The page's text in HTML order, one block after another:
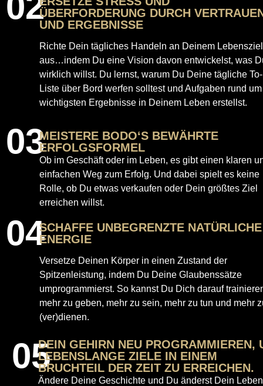
ÜBERFORDERUNG DURCH
UND ERGEBNISSE
Richte Dein tägliches Handeln an Deinem Lebensziel
aus…indem Du eine Vision davon entwickelst, was
wirklich willst. Du lernst, warum Du Deine tägliche
Liste über Bord werfen solltest und Aufgaben rund
wichtigsten Ergebnisse in Deinem Leben erstellst.
03MEISTERE BODO‘S BEWÄHRTE
ERFOLGSFORMEL
Ob im Geschäft oder im Leben, es gibt einen klaren
einfachen Weg zum Erfolg. Und dabei spielt es keine
Rolle, ob Du etwas verkaufen oder Dein größtes Ziel
erreichen willst.
04SCHAFFE UNBEGRENZTE NATÜRLICHE
ENERGIE
Versetze Deinen Körper in einen Zustand der
Spitzenleistung, indem Du Deine Glaubenssätze
umprogrammierst. So kannst Du Dich darauf
mehr zu geben, mehr zu sein, mehr zu tun und mehr
(ver)dienen.
05DEIN GEHIRN NEU PROGRAMMIEREN,
LEBENSLANGE ZIELE IN EINEM
BRUCHTEIL DER ZEIT ZU ERREICHEN.
Ändere Deine Geschichte und Du änderst Dein